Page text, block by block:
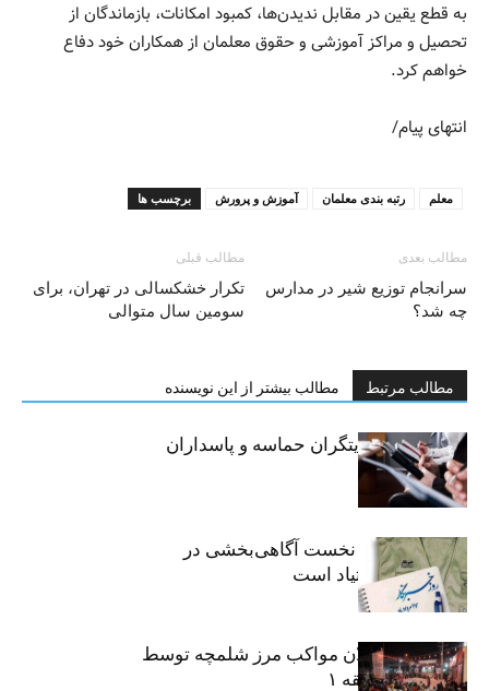
به قطع یقین در مقابل ندیدن‌ها، کمبود امکانات، بازماندگان از
تحصیل و مراکز آموزشی و حقوق معلمان از همکاران خود دفاع
خواهم کرد.
انتهای پیام/
برچسب ها آموزش و پرورش رتبه بندی معلمان معلم
مطالب قبلی
تکرار خشکسالی در تهران، برای
سومین سال متوالی
مطالب بعدی
سرانجام توزیع شیر در مدارس
چه شد؟
مطالب مرتبط مطالب بیشتر از این نویسنده
خبرنگاران، روایتگران حماسه و پاسداران
حقیقت
«رسانه» سنگر نخست آگاهی‌بخشی در
پیشگیری از اعتیاد است
نکوداشت فعالان مواکب مرز شلمچه توسط
شهرداری منطقه ۱